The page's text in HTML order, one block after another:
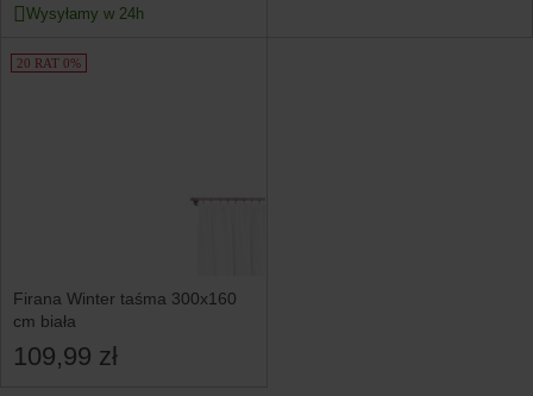
Wysyłamy w 24h
20 RAT 0%
Firana Winter taśma 300x160
cm biała
109,99 zł